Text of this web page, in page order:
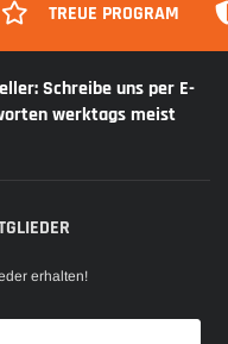
TREUE PROGRAM
Schreibe uns per E-
werktags meist
erhalten!